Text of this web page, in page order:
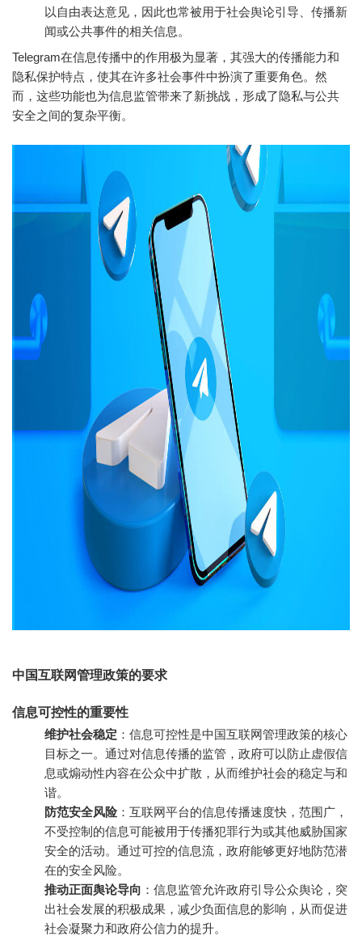
以自由表达意见，因此也常被用于社会舆论引导、传播新
闻或公共事件的相关信息。
Telegram在信息传播中的作用极为显著，其强大的传播能力和
隐私保护特点，使其在许多社会事件中扮演了重要角色。然
而，这些功能也为信息监管带来了新挑战，形成了隐私与公共
安全之间的复杂平衡。
中国互联网管理政策的要求
信息可控性的重要性
维护社会稳定 ：信息可控性是中国互联网管理政策的核心
目标之一。通过对信息传播的监管，政府可以防止虚假信
息或煽动性内容在公众中扩散，从而维护社会的稳定与和
谐。
防范安全风险：互联网平台的信息传播速度快，范围广，
不受控制的信息可能被用于传播犯罪行为或其他威胁国家
安全的活动。通过可控的信息流，政府能够更好地防范潜
在的安全风险。
推动正面舆论导向 ：信息监管允许政府引导公众舆论，突
出社会发展的积极成果，减少负面信息的影响，从而促进
社会凝聚力和政府公信力的提升。